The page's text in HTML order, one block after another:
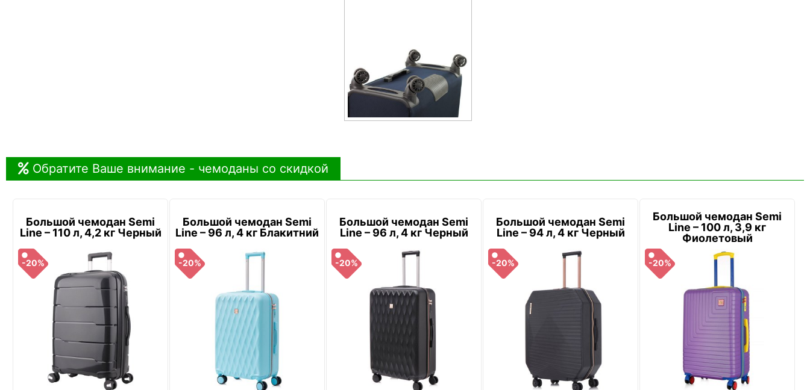
Обратите Ваше внимание - чемоданы со скидкой
Большой чемодан Semi
Line – 110 л, 4,2 кг Черный
-20%
Большой чемодан Semi
Line – 96 л, 4 кг Блакитний
-20%
Большой чемодан Semi
Line – 96 л, 4 кг Черный
-20%
Большой чемодан Semi
Line – 94 л, 4 кг Черный
-20%
Большой чемодан Semi
Line – 100 л, 3,9 кг
Фиолетовый
-20%